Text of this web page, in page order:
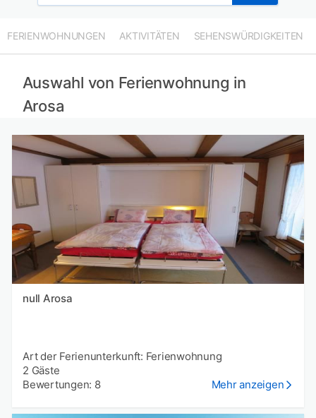
FERIENWOHNUNGEN AKTIVITÄTEN SEHENSWÜRDIGKEITEN
Auswahl von Ferienwohnung in
Arosa
null Arosa
Art der Ferienunterkunft: Ferienwohnung
2 Gäste
Bewertungen: 8
Mehr anzeigen